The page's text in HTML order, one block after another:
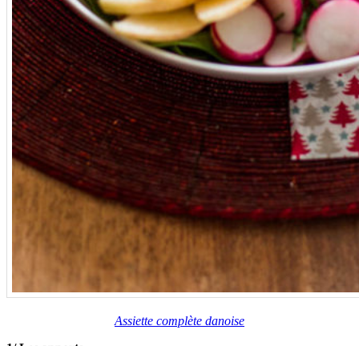
Assiette complète danoise